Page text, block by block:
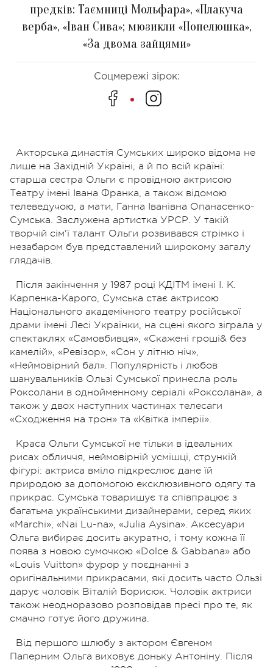
предків: Таємниці Мольфара», «Плакуча
верба», «Іван Сива»; мюзикли «Попелюшка»,
«За двома зайцями»
Соцмережі зірок:
Акторська династія Сумських широко відома не
лише на Західній Україні, а й по всій країні:
старша сестра Ольги є провідною актрисою
Театру імені Івана Франка, а також відомою
телеведучою, а мати, Ганна Іванівна Опанасенко-
Сумська. Заслужена артистка УРСР. У такій
творчій сім'ї талант Ольги розвивався стрімко і
незабаром був представлений широкому загалу
глядачів.
Після закінчення у 1987 році КДІТМ імені І. К.
Карпенка-Карого, Сумська стає актрисою
Національного академічного театру російської
драми імені Лесі Українки, на сцені якого зіграла у
спектаклях «Самовбивця», «Скажені гроші& без
камелій», «Ревізор», «Сон у літню ніч»,
«Неймовірний бал». Популярність і любов
шанувальників Ользі Сумської принесла роль
Роксолани в однойменному серіалі «Роксолана», а
також у двох наступних частинах телесаги
«Сходження на трон» та «Квітка імперії».
Краса Ольги Сумської не тільки в ідеальних
рисах обличчя, неймовірній усмішці, стрункій
фігурі: актриса вміло підкреслює дане їй
природою за допомогою ексклюзивного одягу та
прикрас. Сумська товаришує та співпрацює з
багатьма українськими дизайнерами, серед яких
«Marchi», «Nai Lu-na», «Julia Aysina». Аксесуари
Ольга вибирає досить акуратно, і тому кожна її
поява з новою сумочкою «Dolce & Gabbana» або
«Louis Vuitton» фурор у поєднанні з
оригінальними прикрасами, які досить часто Ользі
дарує чоловік Віталій Борисюк. Чоловік актриси
також неодноразово розповідав пресі про те, як
смачно готує його дружина.
Від першого шлюбу з актором Євгеном
Паперним Ольга виховує доньку Антоніну. Після